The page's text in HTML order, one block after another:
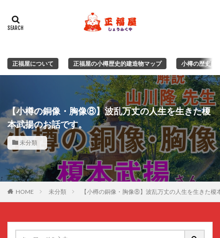
正福屋について 正福屋の小樽歴史的建造物マップ 小樽の歴史的
【小樽の銅像・胸像⑧】波乱万丈の人生を生きた榎
本武揚のお話です。
未分類
HOME 未分類 【小樽の銅像・胸像⑧】波乱万丈の人生を生きた榎